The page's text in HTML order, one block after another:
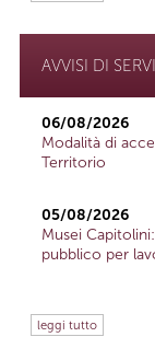
AVVISI DI
06/08/2026
Modalità di
Territorio
05/08/2026
Musei
pubblico per
leggi tutto